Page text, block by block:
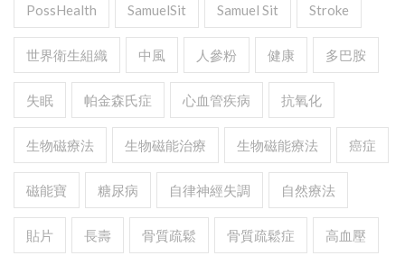
PossHealth SamuelSit Samuel Sit Stroke
世界衛生組織 中風 人參粉 健康 多巴胺
失眠 帕金森氏症 心血管疾病 抗氧化
生物磁療法 生物磁能治療 生物磁能療法 癌症
磁能寶 糖尿病 自律神經失調 自然療法
貼片 長壽 骨質疏鬆 骨質疏鬆症 高血壓